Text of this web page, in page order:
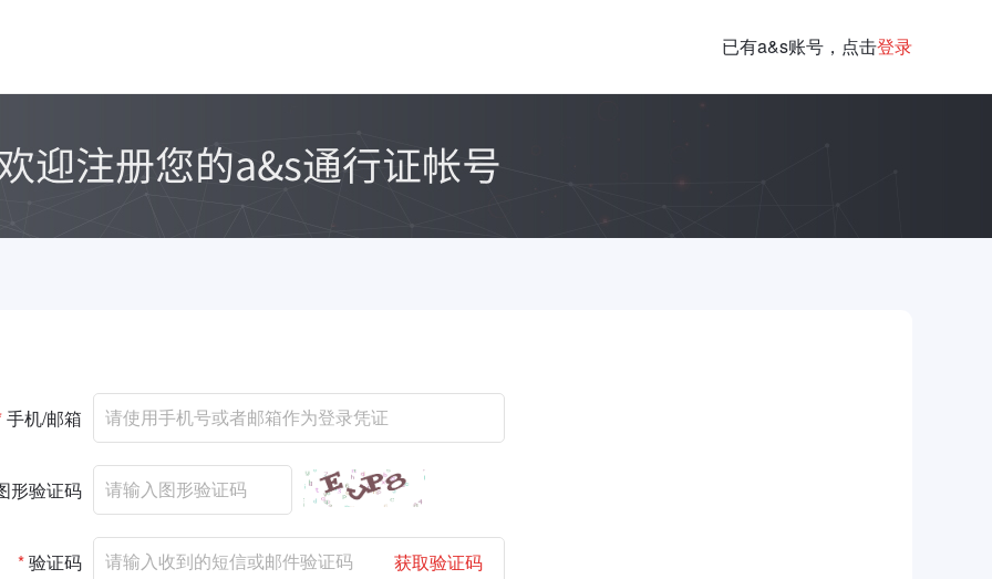
已有a&s账号，点击登录
手机/邮箱
形验证码
*验证码 获取验证码